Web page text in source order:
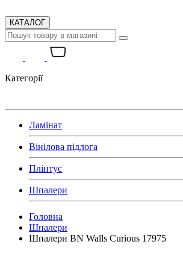
КАТАЛОГ
Категорії
Ламінат
Вінілова підлога
Плінтус
Шпалери
Головна
Шпалери
Шпалери BN Walls Curious 17975